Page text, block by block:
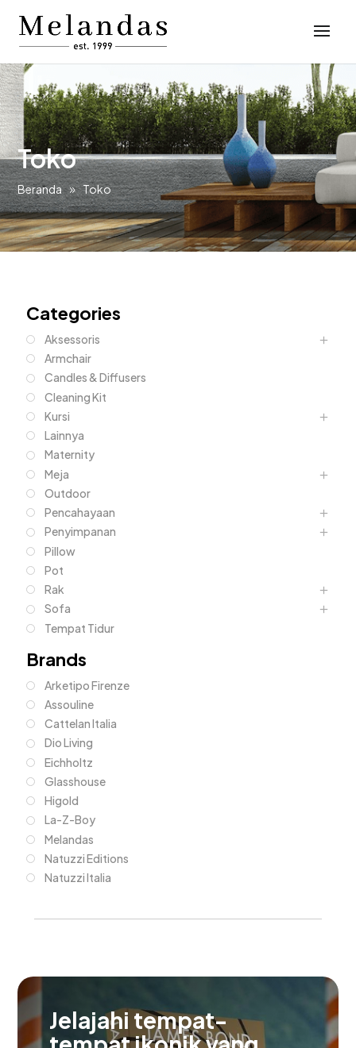
Toko
Beranda Toko
Categories
Aksessoris
Armchair
Candles & Diffusers
Cleaning Kit
Kursi
Lainnya
Maternity
Meja
Outdoor
Pencahayaan
Penyimpanan
Pillow
Pot
Rak
Sofa
Tempat Tidur
Brands
Arketipo Firenze
Assouline
Cattelan Italia
Dio Living
Eichholtz
Glasshouse
Higold
La-Z-Boy
Melandas
Natuzzi Editions
Natuzzi Italia
Jelajahi tempat-